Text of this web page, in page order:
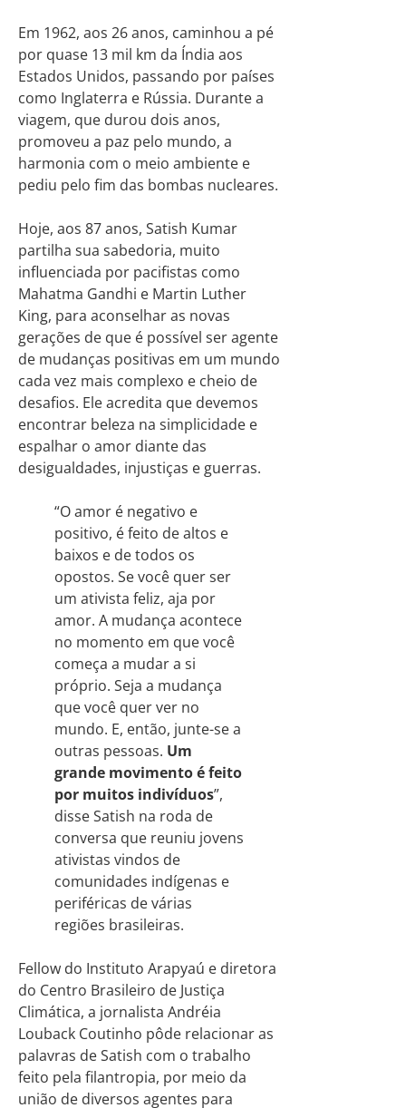
Em 1962, aos 26 anos, caminhou a pé
por quase 13 mil km da Índia aos
Estados Unidos, passando por países
como Inglaterra e Rússia. Durante a
viagem, que durou dois anos,
promoveu a paz pelo mundo, a
harmonia com o meio ambiente e
pediu pelo fim das bombas nucleares.
Hoje, aos 87 anos, Satish Kumar
partilha sua sabedoria, muito
influenciada por pacifistas como
Mahatma Gandhi e Martin Luther
King, para aconselhar as novas
gerações de que é possível ser agente
de mudanças positivas em um mundo
cada vez mais complexo e cheio de
desafios. Ele acredita que devemos
encontrar beleza na simplicidade e
espalhar o amor diante das
desigualdades, injustiças e guerras.
“O amor é negativo e
positivo, é feito de altos e
baixos e de todos os
opostos. Se você quer ser
um ativista feliz, aja por
amor. A mudança acontece
no momento em que você
começa a mudar a si
próprio. Seja a mudança
que você quer ver no
mundo. E, então, junte-se a
outras pessoas. Um
grande movimento é feito
por muitos indivíduos”,
disse Satish na roda de
conversa que reuniu jovens
ativistas vindos de
comunidades indígenas e
periféricas de várias
regiões brasileiras.
Fellow do Instituto Arapyaú e diretora
do Centro Brasileiro de Justiça
Climática, a jornalista Andréia
Louback Coutinho pôde relacionar as
palavras de Satish com o trabalho
feito pela filantropia, por meio da
união de diversos agentes para